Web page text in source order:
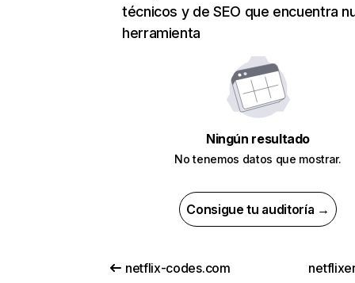
técnicos y de SEO que encuentra
herramienta
Ningún resultado
No tenemos datos que mostrar.
Consigue tu auditoría →
netflix-codes.com